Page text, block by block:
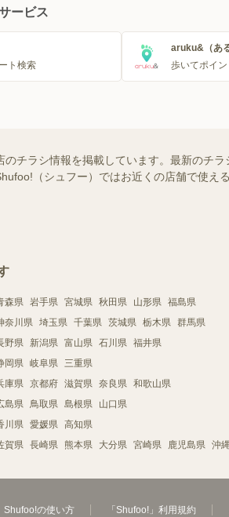
ービス
ト検索
aruku&（あ
歩いてポイ
のチラシ情報を掲載しています。最新のチ
（シュフー）ではお近くの店舗で使
森県 岩手県 宮城県 秋田県 山形県 福島県
奈川県 埼玉県 千葉県 茨城県 栃木県 群馬県
野県 新潟県 富山県 石川県 福井県
岡県 岐阜県 三重県
庫県 京都府 滋賀県 奈良県 和歌山県
島県 鳥取県 島根県 山口県
川県 愛媛県 高知県
賀県 長崎県 熊本県 大分県 宮崎県 鹿児島県 沖
Shufoo!の使い方 「Shufoo!」利用規約